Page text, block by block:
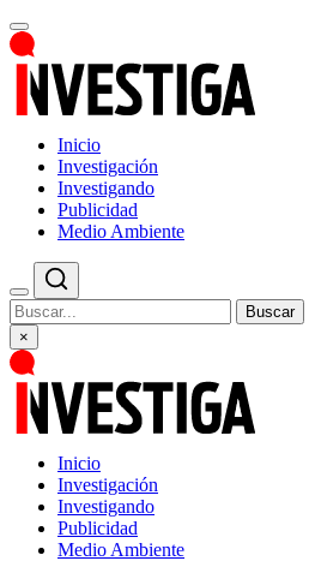
Inicio
Investigación
Investigando
Publicidad
Medio Ambiente
Buscar
×
Inicio
Investigación
Investigando
Publicidad
Medio Ambiente